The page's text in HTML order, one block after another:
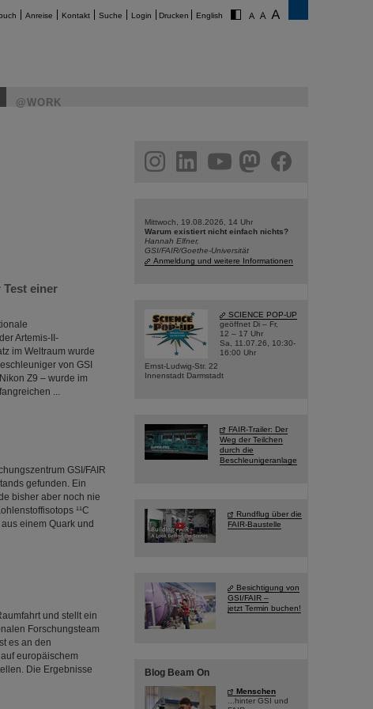
Anreise Kontakt Suche Login Drucken English
@WORK
einer
Artemis-II-
im Weltraum wurde
von GSI
Z9 – wurde im
...
GSI/FAIR
gefunden. Ein
bisher aber noch nie
¹¹C
einem Quark und
und stellt ein
Forschungsteam
es an den
europäischem
Die Ergebnisse
facebook
Mittwoch, 19.08.2026, 14 Uhr
Warum existiert nicht einfach nichts?
Hannah Elfner,
GSI/FAIR/Goethe-Universität
Anmeldung und weitere Informationen
SCIENCE POP-UP
geöffnet Di – Fr,
12 – 17 Uhr
Sa, 11.07.26, 10:30-
16:00 Uhr
Ernst-Ludwig-Str. 22
Innenstadt Darmstadt
FAIR-Trailer: Der
Weg der Teilchen
durch die
Beschleunigeranlage
Rundflug über die
FAIR-Baustelle
Besichtigung von
GSI/FAIR –
jetzt Termin buchen!
Blog Beam On
Menschen
...hinter GSI und